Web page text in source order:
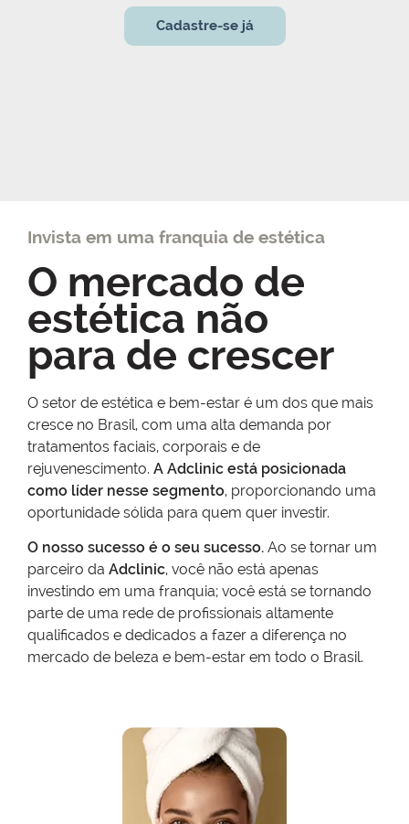
Cadastre-se já
Invista em uma franquia de estética
O mercado de
estética não
para de crescer
O setor de estética e bem-estar é um dos que mais
cresce no Brasil, com uma alta demanda por
tratamentos faciais, corporais e de
rejuvenescimento. A Adclinic está posicionada
como líder nesse segmento, proporcionando uma
oportunidade sólida para quem quer investir.
O nosso sucesso é o seu sucesso. Ao se tornar um
parceiro da Adclinic, você não está apenas
investindo em uma franquia; você está se tornando
parte de uma rede de profissionais altamente
qualificados e dedicados a fazer a diferença no
mercado de beleza e bem-estar em todo o Brasil.